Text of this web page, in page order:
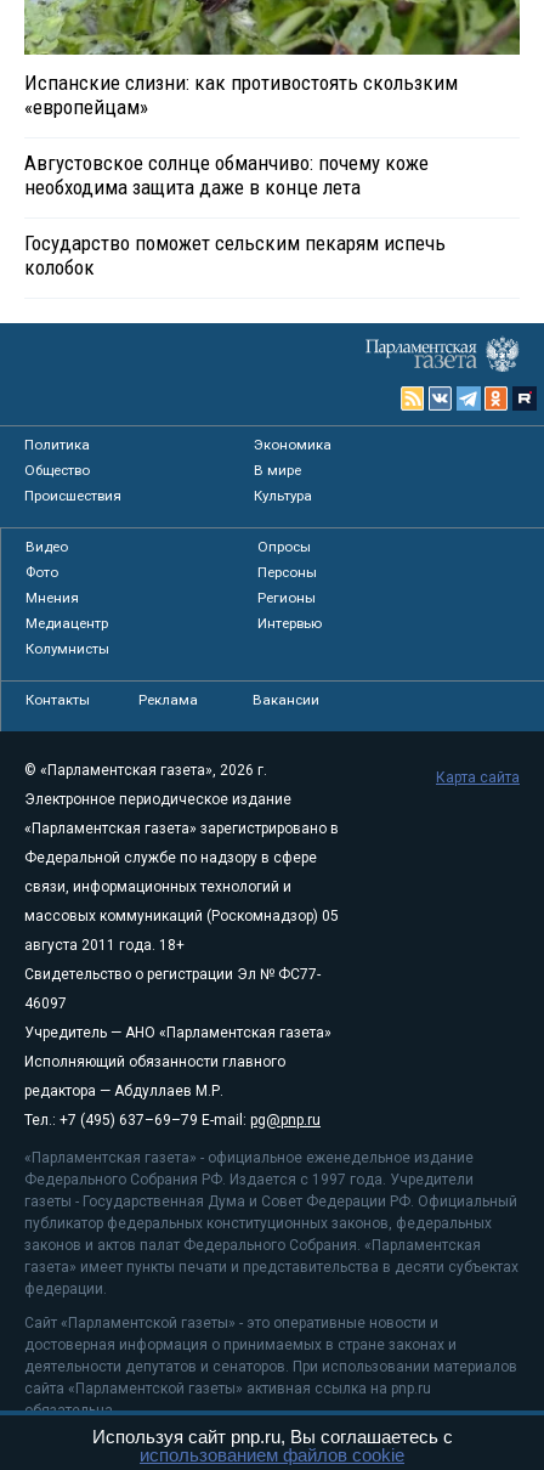
Испанские слизни: как противостоять скользким
«европейцам»
Августовское солнце обманчиво: почему коже
необходима защита даже в конце лета
Государство поможет сельским пекарям испечь
колобок
Политика
Экономика
Общество
В мире
Происшествия
Культура
Видео
Опросы
Фото
Персоны
Мнения
Регионы
Медиацентр
Интервью
Колумнисты
Контакты Реклама Вакансии
© «Парламентская газета», 2026 г.
Электронное периодическое издание
«Парламентская газета» зарегистрировано в
Федеральной службе по надзору в сфере
связи, информационных технологий и
массовых коммуникаций (Роскомнадзор) 05
августа 2011 года. 18+
Свидетельство о регистрации Эл № ФС77-
46097
Учредитель — АНО «Парламентская газета»
Исполняющий обязанности главного
редактора — Абдуллаев М.Р.
Тел.: +7 (495) 637–69–79 E-mail: pg@pnp.ru
«Парламентская газета» - официальное еженедельное издание
Федерального Собрания РФ. Издается с 1997 года. Учредители
газеты - Государственная Дума и Совет Федерации РФ. Официальный
публикатор федеральных конституционных законов, федеральных
законов и актов палат Федерального Собрания. «Парламентская
газета» имеет пункты печати и представительства в десяти субъектах
федерации.
Сайт «Парламентской газеты» - это оперативные новости и
достоверная информация о принимаемых в стране законах и
деятельности депутатов и сенаторов. При использовании материалов
сайта «Парламентской газеты» активная ссылка на pnp.ru
обязательна.
На информационном ресурсе применяютсярекомендательные
Карта сайта
Используя сайт pnp.ru, Вы соглашаетесь с
использованием файлов cookie